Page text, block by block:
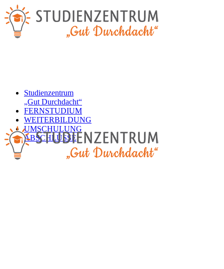
Studienzentrum
„Gut Durchdacht“
FERNSTUDIUM
WEITERBILDUNG
UMSCHULUNG
ABSCHLÜSSE